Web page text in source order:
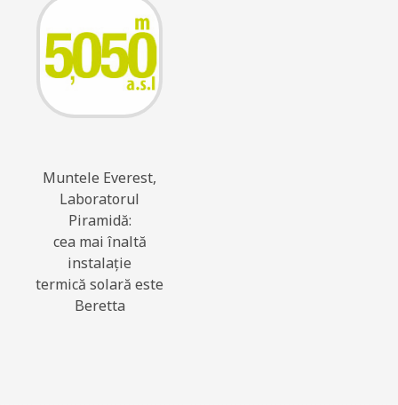
Muntele Everest,
Laboratorul
Piramidă:
cea mai înaltă
instalație
termică solară este
Beretta